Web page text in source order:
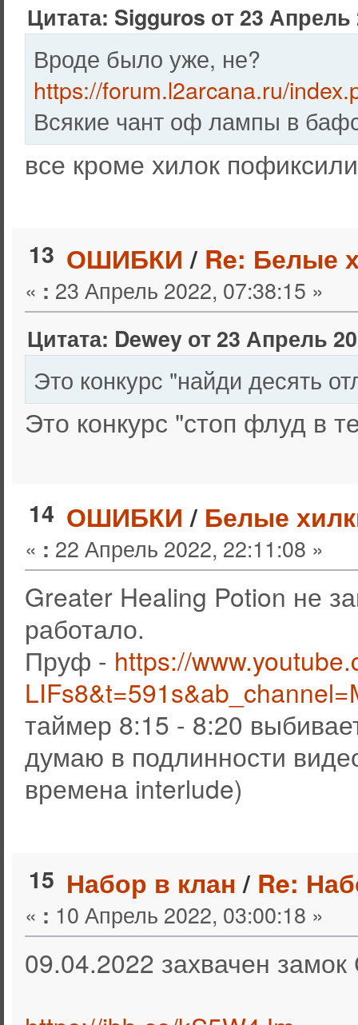
Цитата: Sigguros от 23 Апрель
Вроде было уже, не?
https://forum.l2arcana.ru/
Всякие чант оф лампы в
все кроме хилок пофиксили
13 ОШИБКИ / Re: Белые
« : 23 Апрель 2022, 07:38:15 »
Цитата: Dewey от 23 Апрель
Это конкурс "найди десять
Это конкурс "стоп флуд в
14 ОШИБКИ / Белые
« : 22 Апрель 2022, 22:11:08 »
Greater Healing Potion не
работало.
Пруф - https://
таймер 8:15 - 8:20
думаю в подлинности
времена interlude)
15 Набор в клан/ Re:
« : 10 Апрель 2022, 03:00:18 »
09.04.2022 захвачен